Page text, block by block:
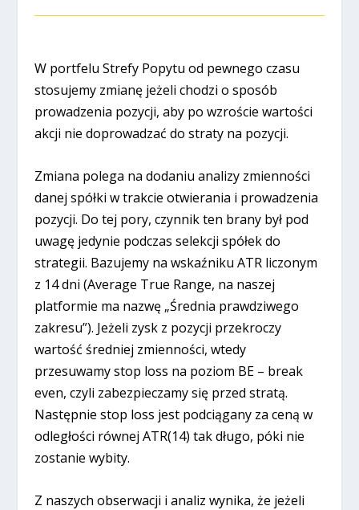
W portfelu Strefy Popytu od pewnego czasu
stosujemy zmianę jeżeli chodzi o sposób
prowadzenia pozycji, aby po wzroście wartości
akcji nie doprowadzać do straty na pozycji.
Zmiana polega na dodaniu analizy zmienności
danej spółki w trakcie otwierania i prowadzenia
pozycji. Do tej pory, czynnik ten brany był pod
uwagę jedynie podczas selekcji spółek do
strategii. Bazujemy na wskaźniku ATR liczonym
z 14 dni (Average True Range, na naszej
platformie ma nazwę „Średnia prawdziwego
zakresu”). Jeżeli zysk z pozycji przekroczy
wartość średniej zmienności, wtedy
przesuwamy stop loss na poziom BE – break
even, czyli zabezpieczamy się przed stratą.
Następnie stop loss jest podciągany za ceną w
odległości równej ATR(14) tak długo, póki nie
zostanie wybity.
Z naszych obserwacji i analiz wynika, że jeżeli